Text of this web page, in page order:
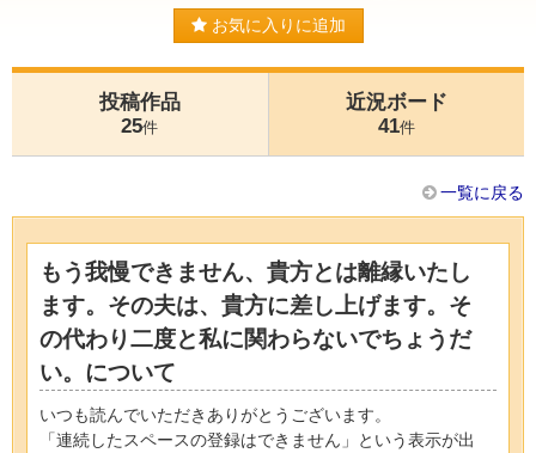
お気に入りに追加
投稿作品
25件
近況ボード
41件
一覧に戻る
もう我慢できません、貴方とは離縁いたし
ます。その夫は、貴方に差し上げます。そ
の代わり二度と私に関わらないでちょうだ
い。について
いつも読んでいただきありがとうございます。
「連続したスペースの登録はできません」という表示が出